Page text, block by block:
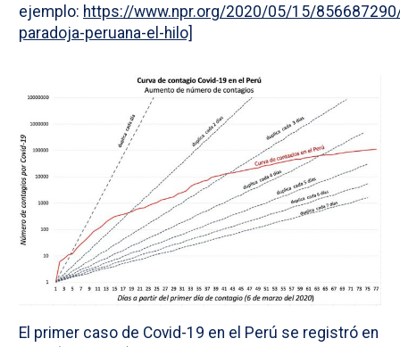
ejemplo: https://www.npr.org/2020/05/15/
paradoja-peruana-el-hilo]
El primer caso de Covid-19 en el Perú se registró en